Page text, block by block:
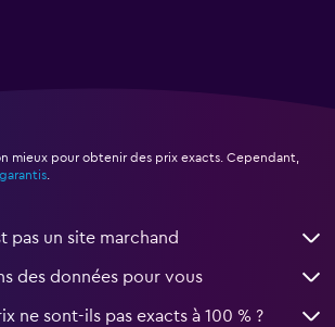
mieux pour obtenir des prix exacts. Cependant,
.
pas un site marchand
des données pour vous
ne sont-ils pas exacts à 100 % ?